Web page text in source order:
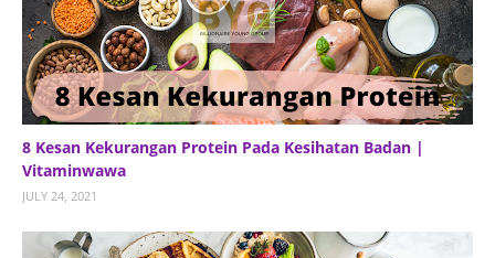
8 Kesan Kekurangan Protein Pada Kesihatan Badan |
Vitaminwawa
JULY 24, 2021